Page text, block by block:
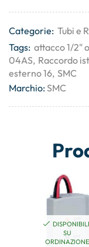
Categorie: Tubi e
Tags: attacco 1/2"
04AS, Raccordo
esterno 16, SMC
Marchio:SMC
SU
ORDINAZIONE